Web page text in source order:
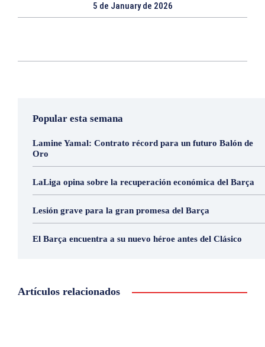
5 de January de 2026
Popular esta semana
Lamine Yamal: Contrato récord para un futuro Balón de
Oro
LaLiga opina sobre la recuperación económica del Barça
Lesión grave para la gran promesa del Barça
El Barça encuentra a su nuevo héroe antes del Clásico
Artículos relacionados